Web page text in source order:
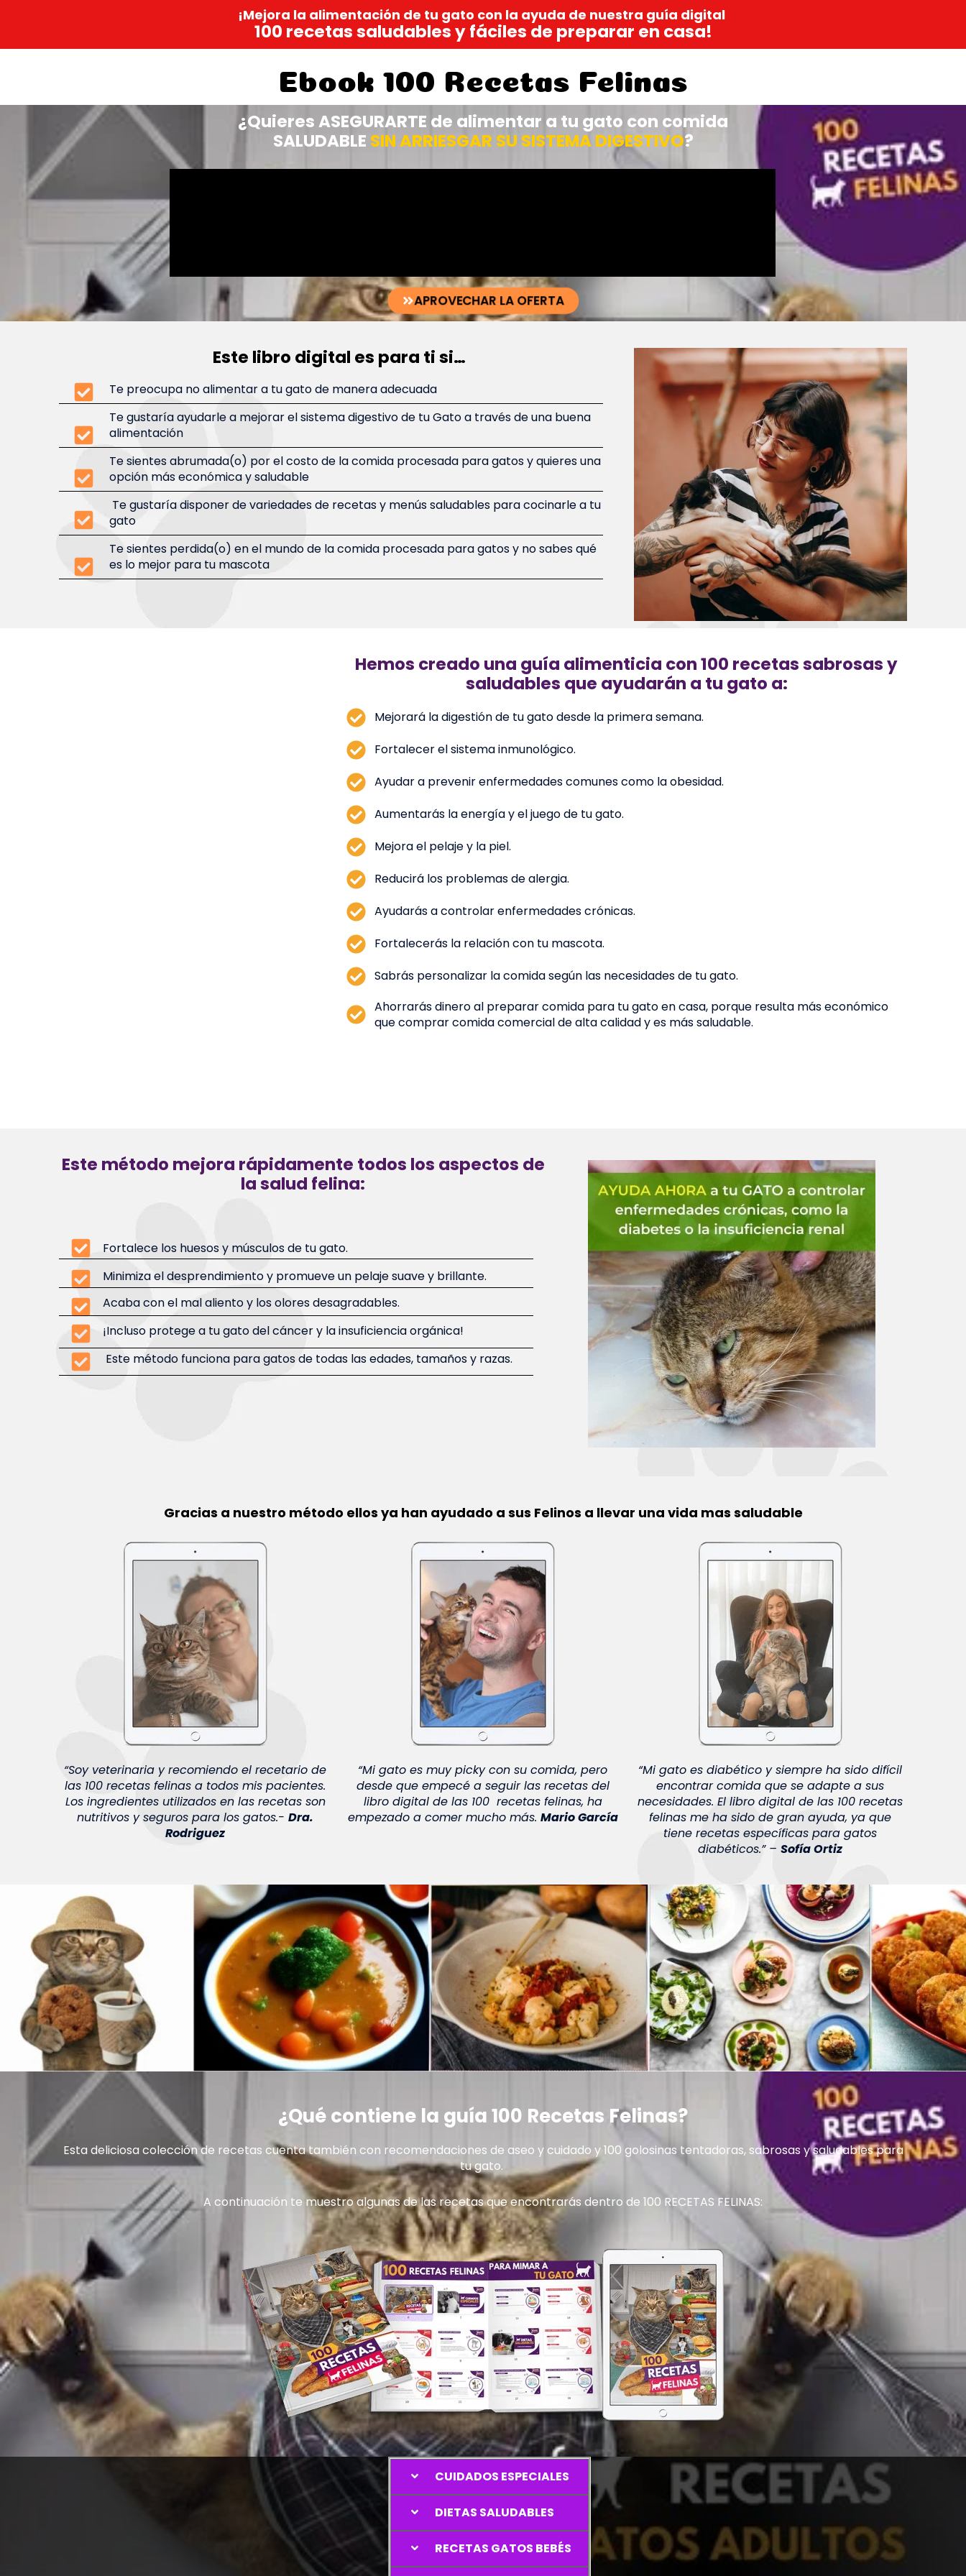
¡Mejora la alimentación de tu gato con la ayuda de nuestra guía digital
100 recetas saludables y fáciles de preparar en casa!
Ebook 100 Recetas Felinas
¿Quieres ASEGURARTE de alimentar a tu gato con comida
SALUDABLE SIN ARRIESGAR SU SISTEMA DIGESTIVO?
APROVECHAR LA OFERTA
Este libro digital es para ti si…
Te preocupa no alimentar a tu gato de manera adecuada
Te gustaría ayudarle a mejorar el sistema digestivo de tu Gato a través de una buena
alimentación
Te sientes abrumada(o) por el costo de la comida procesada para gatos y quieres una
opción más económica y saludable
Te gustaría disponer de variedades de recetas y menús saludables para cocinarle a tu
gato
Te sientes perdida(o) en el mundo de la comida procesada para gatos y no sabes qué
es lo mejor para tu mascota
Hemos creado una guía alimenticia con 100 recetas sabrosas y
saludables que ayudarán a tu gato a:
Mejorará la digestión de tu gato desde la primera semana.
Fortalecer el sistema inmunológico.
Ayudar a prevenir enfermedades comunes como la obesidad.
Aumentarás la energía y el juego de tu gato.
Mejora el pelaje y la piel.
Reducirá los problemas de alergia.
Ayudarás a controlar enfermedades crónicas.
Fortalecerás la relación con tu mascota.
Sabrás personalizar la comida según las necesidades de tu gato.
Ahorrarás dinero al preparar comida para tu gato en casa, porque resulta más económico
que comprar comida comercial de alta calidad y es más saludable.
Este método mejora rápidamente todos los aspectos de
la salud felina:
Fortalece los huesos y músculos de tu gato.
Minimiza el desprendimiento y promueve un pelaje suave y brillante.
Acaba con el mal aliento y los olores desagradables.
¡Incluso protege a tu gato del cáncer y la insuficiencia orgánica!
Este método funciona para gatos de todas las edades, tamaños y razas.
Gracias a nuestro método ellos ya han ayudado a sus Felinos a llevar una vida mas saludable
“Soy veterinaria y recomiendo el recetario de
las 100 recetas felinas a todos mis pacientes.
Los ingredientes utilizados en las recetas son
nutritivos y seguros para los gatos.-Dra.
Rodriguez
“Mi gato es muy picky con su comida, pero
desde que empecé a seguir las recetas del
libro digital de las 100 recetas felinas, ha
empezado a comer mucho más. Mario García
“Mi gato es diabético y siempre ha sido difícil
encontrar comida que se adapte a sus
necesidades. El libro digital de las 100 recetas
felinas me ha sido de gran ayuda, ya que
tiene recetas específicas para gatos
diabéticos.” –Sofía Ortiz
¿Qué contiene la guía 100 Recetas Felinas?
Esta deliciosa colección de recetas cuenta también con recomendaciones de aseo y cuidado y 100 golosinas tentadoras, sabrosas y saludables para
tu gato.
A continuación te muestro algunas de las recetas que encontrarás dentro de 100 RECETAS FELINAS:
CUIDADOS ESPECIALES
DIETAS SALUDABLES
RECETAS GATOS BEBÉS